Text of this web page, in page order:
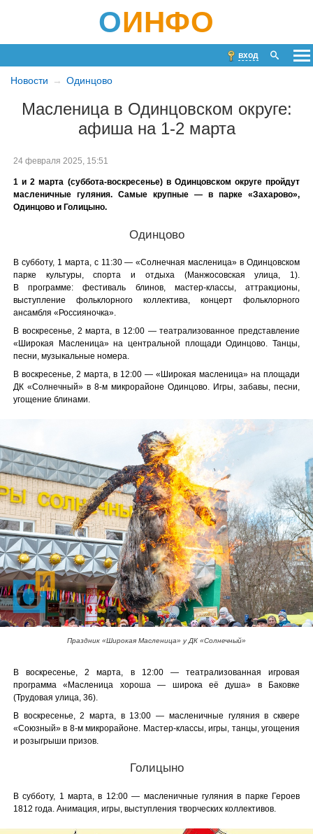
ОИНФО
вход
Новости Одинцово
Масленица в Одинцовском округе:
афиша на 1-2 марта
24 февраля 2025, 15:51
1 и 2 марта (суббота-воскресенье) в Одинцовском округе пройдут
масленичные гуляния. Самые крупные — в парке «Захарово»,
Одинцово и Голицыно.
Одинцово
В субботу, 1 марта, с 11:30 — «Солнечная масленица» в Одинцовском
парке культуры, спорта и отдыха (Манжосовская улица, 1).
В программе: фестиваль блинов, мастер-классы, аттракционы,
выступление фольклорного коллектива, концерт фольклорного
ансамбля «Россияночка».
В воскресенье, 2 марта, в 12:00 — театрализованное представление
«Широкая Масленица» на центральной площади Одинцово. Танцы,
песни, музыкальные номера.
В воскресенье, 2 марта, в 12:00 — «Широкая масленица» на площади
ДК «Солнечный» в 8-м микрорайоне Одинцово. Игры, забавы, песни,
угощение блинами.
Праздник «Широкая Масленица» у ДК «Солнечный»
В воскресенье, 2 марта, в 12:00 — театрализованная игровая
программа «Масленица хороша — широка её душа» в Баковке
(Трудовая улица, 36).
В воскресенье, 2 марта, в 13:00 — масленичные гуляния в сквере
«Союзный» в 8-м микрорайоне. Мастер-классы, игры, танцы, угощения
и розыгрыши призов.
Голицыно
В субботу, 1 марта, в 12:00 — масленичные гуляния в парке Героев
1812 года. Анимация, игры, выступления творческих коллективов.